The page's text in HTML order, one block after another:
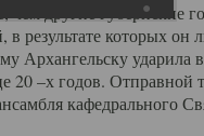
другие губернские
результате которых он
Архангельску ударила
20 –х годов. Отправной
кафедрального